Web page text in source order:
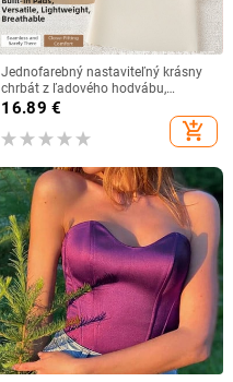
Jednofarebný nastaviteľný krásny
chrbát z ľadového hodvábu,
nešpinivý top s pevnými košíčkami,
základný top pre dievčatá
16.89 €
add_shopping_cart